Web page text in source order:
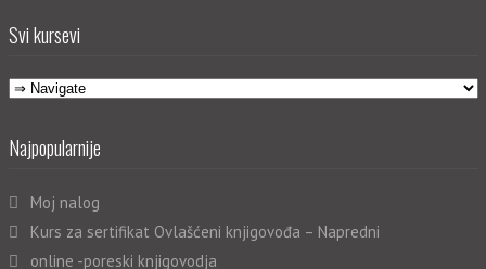
Svi kursevi
Najpopularnije
Moj nalog
Kurs za sertifikat Ovlašćeni knjigovođa – Napredni
online -poreski knjigovodja